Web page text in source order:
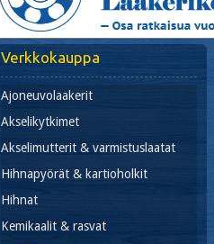
Verkkokauppa
Ajoneuvolaakerit
Akselikytkimet
Akselimutterit & varmistuslaatat
Hihnapyörät & kartioholkit
Hihnat
Kemikaalit & rasvat